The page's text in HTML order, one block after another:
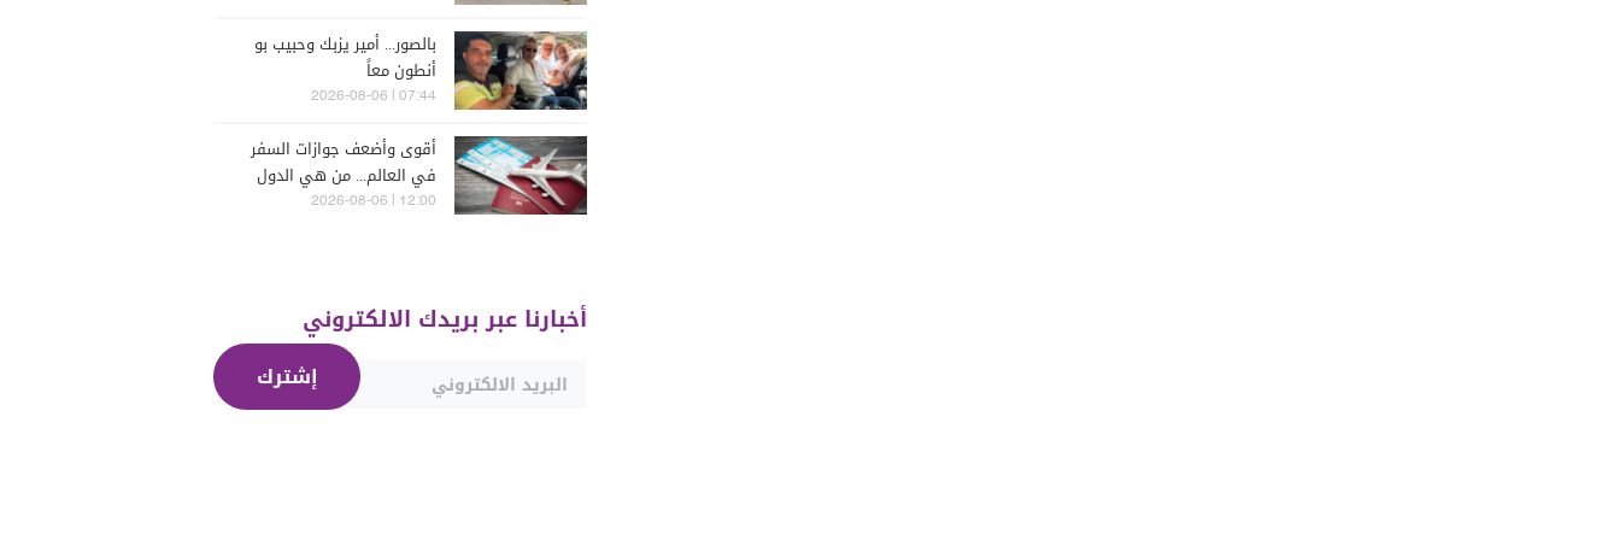
بالصور... أمير يزبك وحبيب بو
أنطون معاً
07:44 | 2026-08-06
أقوى وأضعف جوازات السفر
في العالم... من هي الدول
التي تصدّرت الترتيب؟
12:00 | 2026-08-06
أخبارنا عبر بريدك الالكتروني
إشترك